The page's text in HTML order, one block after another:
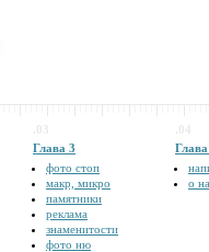
Глава 3
фото стоп
макр, микро
памятники
реклама
знаменитости
фото ню
о